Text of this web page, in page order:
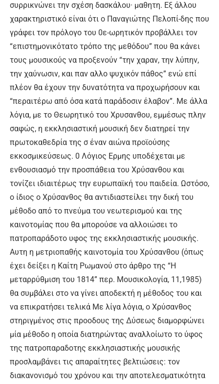
συρρικνώνει την σχέση δασκάλου· μαθητη. Εξ άλλου
χαρακτηριστικό είναι ότι ο Παναγιώτης Πελοπί-δης που
γράφει τον πρόλογο του 0ε-ωρητικόν προβάλλει τον
“επιστημονικότατο τρόπο της μεθόδου” που θα κάνει
τους μουσικούς να προξενούν “την χαραν, την λύπην,
την χαύνωσιν, και παν αλλο ψυχικόν πάθος” ενώ επί
πλέον θα έχουν την δυνατότητα να προχωρήσουν και
“περαιτέρω από όσα κατά παράδοσιν έλαβον”. Με άλλα
λόγια, με το Θεωρητικό του Χρυσανθου, εμμέσως πλην
σαφώς, η εκκλησιαστική μουσική δεν διατηρεί την
πρωτοκαθεδρία της σ έναν αιώνα προϊούσης
εκκοσμικεύσεως. 0 Λόγιος Ερμης υποδέχεται με
ενθουσιασμό την προσπάθεια του Χρύσανθου και
τονίζει ιδιαιτέρως την ευρωπαϊκή του παιδεία. Ωστόσο,
ο ίδιος ο Χρύσανθος θα αντιδιαστείλει την δική του
μέθοδο από το πνεύμα του νεωτερισμού και της
καινοτομίας που θα μπορούσε να αλλοιώσει το
πατροπαράδοτο υφος της εκκλησιαστικής μουσικής.
Αυτη η μετριοπαθής καινοτομία του Χρύσανθου (όπως
έχει δείξει η Καίτη Ρωμανού στο άρθρο της “Η
μεταρρύθμιση του 1814” περ. Μουσικολογία, 11,1985)
θα συμβάλει στο να γίνει αποδεκτή η μέθοδος του και
να επικρατήσει τελικά Με λίγα λόγια, ο Χρύσανθος
στηριγμένος στις προοδους της Δύσεως διαμορφώνει
μία μέθοδο η οποία διατηρώντας αναλλοίωτο το ύφος
της πατροπαραδοτης εκκλησιαστικής μουσικής
προσλαμβάνει τις απαραίτητες βελτιώσεις: τον
διακανονισμό του χρόνου και την αποτελεσματικότητα